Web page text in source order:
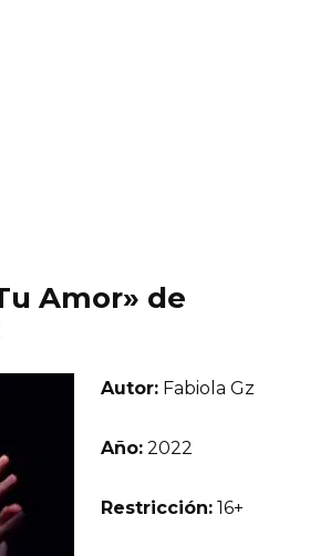
Amor» de
Autor: Fabiola Gz
Año: 2022
Restricción: 16+